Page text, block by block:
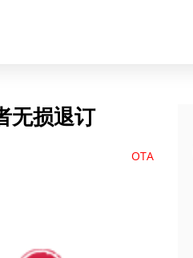
无损退订
OTA